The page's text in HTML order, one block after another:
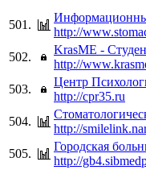
501.
http://
502.
KrasME -
http://
503.
Центр
http://cpr35.ru
504.
http://
505.
Городская
http://